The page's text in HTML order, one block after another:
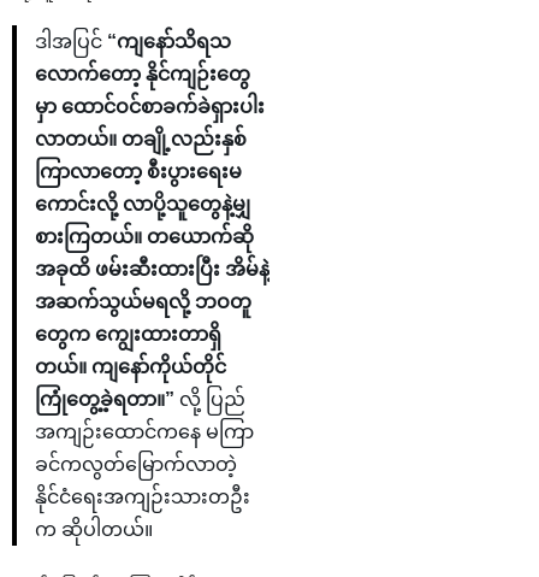
ဒါအပြင် “ကျနော်သိရသ
လောက်တော့ နိုင်ကျဉ်းတွေ
မှာ ထောင်ဝင်စာခက်ခဲရှားပါး
လာတယ်။ တချို့လည်းနှစ်
ကြာလာတော့ စီးပွားရေးမ
ကောင်းလို့ လာပို့သူတွေနဲ့မျှ
စားကြတယ်။ တယောက်ဆို
အခုထိ ဖမ်းဆီးထားပြီး အိမ်နဲ့
အဆက်သွယ်မရလို့ ဘဝတူ
တွေက ကျွေးထားတာရှိ
တယ်။ ကျနော်ကိုယ်တိုင်
ကြုံတွေ့ခဲ့ရတာ။” လို့ ပြည်
အကျဉ်းထောင်ကနေ မကြာ
ခင်ကလွတ်မြောက်လာတဲ့
နိုင်ငံရေးအကျဉ်းသားတဦး
က ဆိုပါတယ်။